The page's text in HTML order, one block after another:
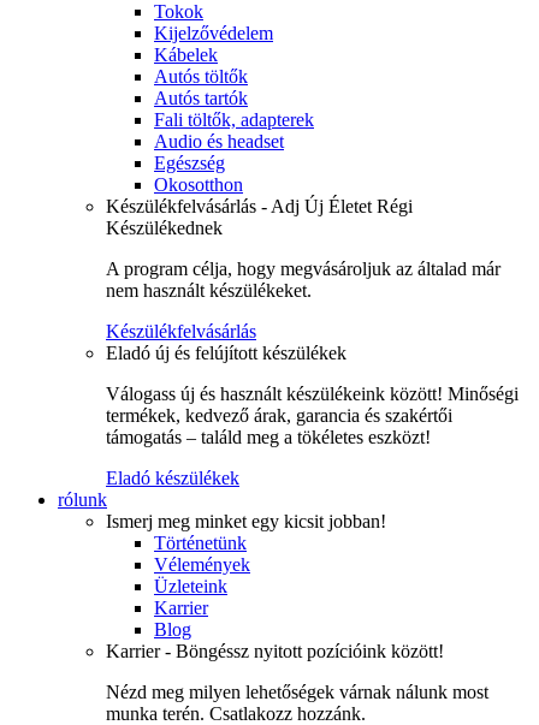
Tokok
Kijelzővédelem
Kábelek
Autós töltők
Autós tartók
Fali töltők, adapterek
Audio és headset
Egészség
Okosotthon
Készülékfelvásárlás - Adj Új Életet Régi
Készülékednek
A program célja, hogy megvásároljuk az általad már
nem használt készülékeket.
Készülékfelvásárlás
Eladó új és felújított készülékek
Válogass új és használt készülékeink között! Minőségi
termékek, kedvező árak, garancia és szakértői
támogatás – találd meg a tökéletes eszközt!
Eladó készülékek
rólunk
Ismerj meg minket egy kicsit jobban!
Történetünk
Vélemények
Üzleteink
Karrier
Blog
Karrier - Böngéssz nyitott pozícióink között!
Nézd meg milyen lehetőségek várnak nálunk most
munka terén. Csatlakozz hozzánk.